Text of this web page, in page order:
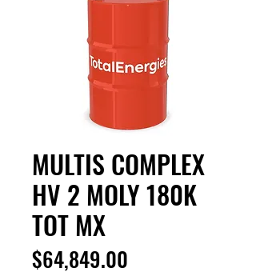
MULTIS COMPLEX
HV 2 MOLY 180K
TOT MX
$64,849.00